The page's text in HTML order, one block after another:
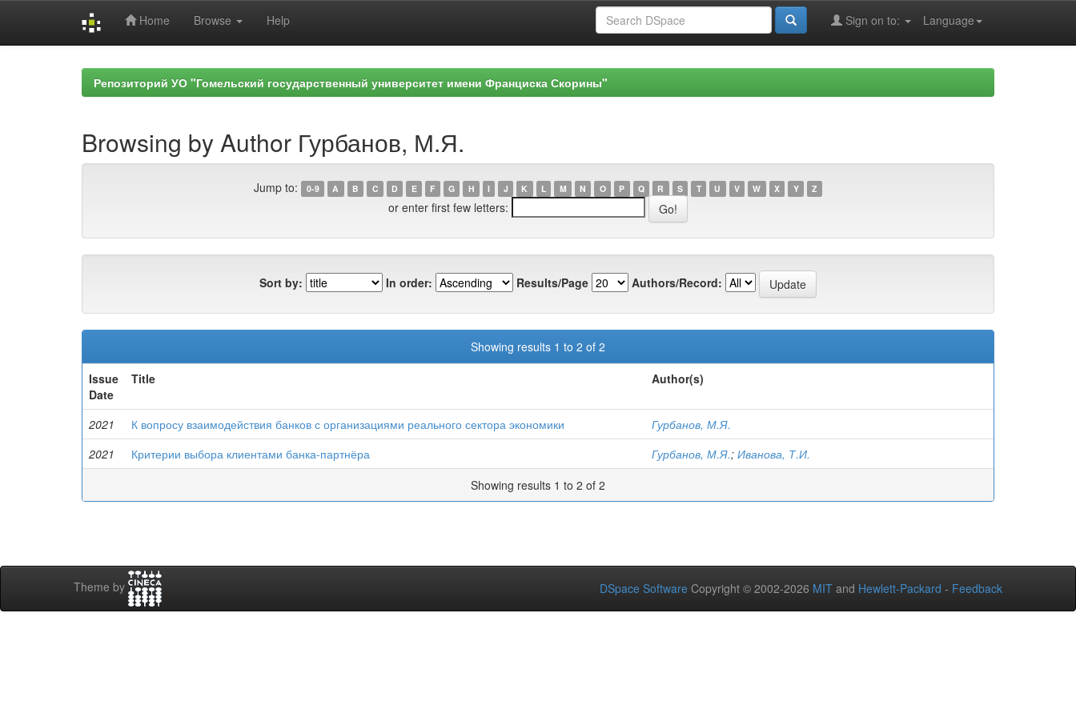
Home Browse Help Language
Sign on to:
Репозиторий УО "Гомельский государственный университет имени Франциска Скорины"
Browsing by Author Гурбанов, М.Я.
Jump to: 0-9 A B C D E F G H I J K L M N O P Q R S T U V W X Y Z
or enter first few letters:
Sort by: In order: Results/Page Authors/Record:
Showing results 1 to 2 of 2
Issue
Date
Title Author(s)
2021 К вопросу взаимодействия банков с организациями реального сектора экономики
Гурбанов, М.Я.
2021
Критерии выбора клиентами банка-партнёра Гурбанов, М.Я.; Иванова, Т.И.
Showing results 1 to 2 of 2
Theme by DSpace Software Copyright © 2002-2026 MIT and Hewlett-Packard - Feedback